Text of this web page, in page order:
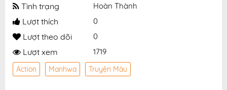
Tình trạng Hoàn Thành
Lượt thích 0
Lượt theo dõi 0
Lượt xem 1719
Action Manhwa Truyện Màu